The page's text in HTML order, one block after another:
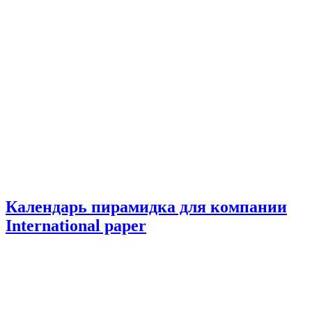
Календарь пирамидка для компании
International paper